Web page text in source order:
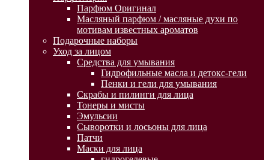
Парфюм Оригинал
Масляный парфюм / масляные духи по
мотивам известных ароматов
Подарочные наборы
Уход за лицом
Средства для умывания
Гидрофильные масла и детокс-гели
Пенки и гели для умывания
Скрабы и пилинги для лица
Тонеры и мисты
Эмульсии
Сыворотки и лосьоны для лица
Патчи
Маски для лица